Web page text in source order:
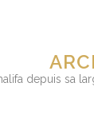
depuis sa